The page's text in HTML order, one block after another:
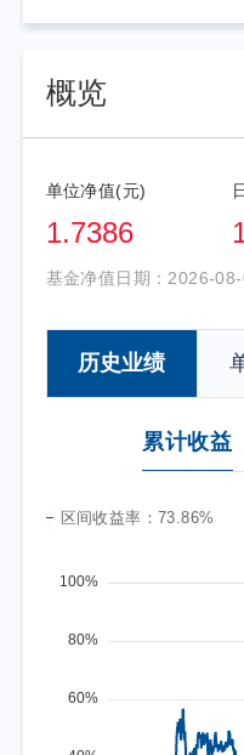
概览
单位净值(元)
1.7386
基金净值日期： 2026-
历史业绩
累计收益
区间收益率： 73.86%